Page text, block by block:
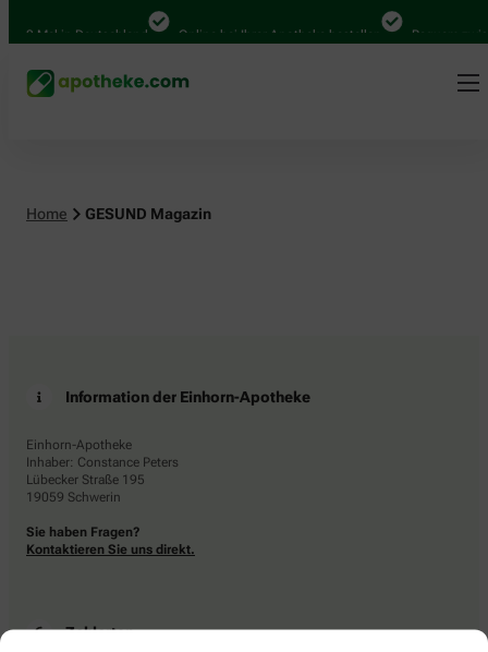
Mal in Deutschland Online bei Ihrer Apotheke bestellen Bequem
Home GESUND Magazin
Information der Einhorn-Apotheke
Einhorn-Apotheke
Inhaber: Constance Peters
Lübecker Straße 195
19059 Schwerin
Sie haben Fragen?
Kontaktieren Sie uns direkt.
Zahlarten